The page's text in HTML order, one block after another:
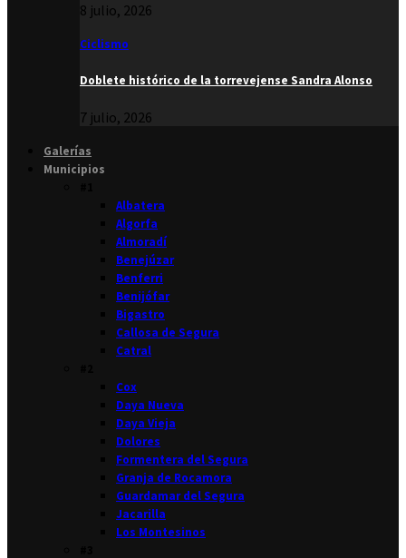
8 julio, 2026
Ciclismo
Doblete histórico de la torrevejense Sandra Alonso
7 julio, 2026
Galerías
Municipios
Albatera
Algorfa
Almoradí
Benejúzar
Benferri
Benijófar
Bigastro
Callosa de Segura
Catral
Cox
Daya Nueva
Daya Vieja
Dolores
Formentera del Segura
Granja de Rocamora
Guardamar del Segura
Jacarilla
Los Montesinos